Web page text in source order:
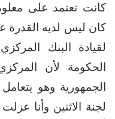
كانت تعتمد على
كان ليس لديه
لقيادة البنك
الحكومة لأن
الجمهورية وهو
لجنة الاثنين وأنا